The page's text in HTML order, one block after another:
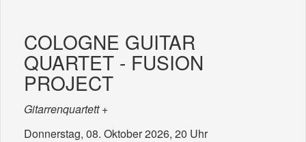
COLOGNE GUITAR
QUARTET - FUSION
PROJECT
Gitarrenquartett +
Donnerstag, 08. Oktober 2026, 20 Uhr